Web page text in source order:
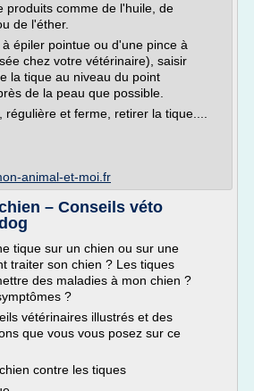
produits comme de l'huile, de
de l'éther.
épiler pointue ou d'une pince à
chez votre vétérinaire), saisir
la tique au niveau du point
de la peau que possible.
et ferme, retirer la tique....
animal-et-moi.fr
– Conseils véto
tique sur un chien ou sur une
traiter son chien ? Les tiques
des maladies à mon chien ?
?
vétérinaires illustrés et des
que vous vous posez sur ce
contre les tiques